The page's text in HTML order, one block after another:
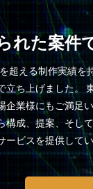
れた案件
超える制作実績を
立ち上げました。
企業様にもご満足
構成、提案、そし
ービスを提供して